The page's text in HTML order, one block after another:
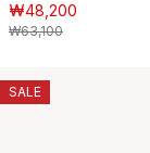
₩48,200
₩63,100
SALE